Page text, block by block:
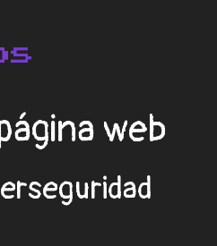
web